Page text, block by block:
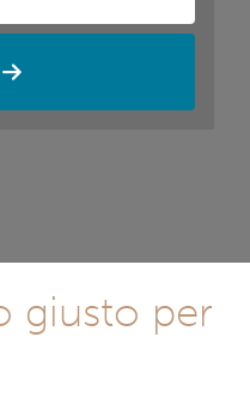
giusto per